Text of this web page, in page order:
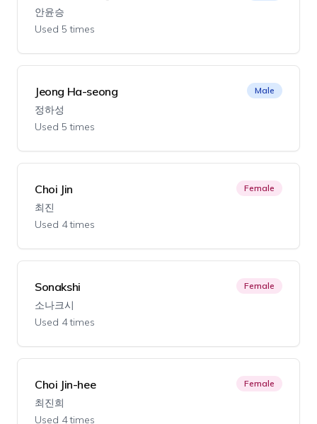
안윤승
Used 5 times
Jeong Ha-seong
정하성
Used 5 times
Male
Choi Jin
최진
Used 4 times
Female
Sonakshi
소나크시
Used 4 times
Female
Choi Jin-hee
최진희
Used 4 times
Female